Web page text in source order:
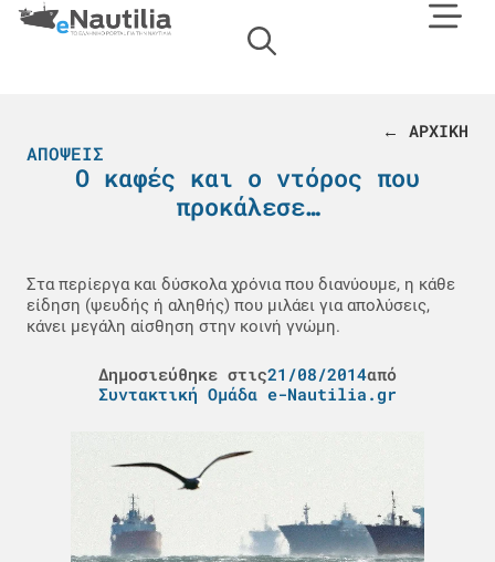
← ΑΡΧΙΚΗ
ΑΠΌΨΕΙΣ
Ο καφές και ο ντόρος που
προκάλεσε…
Στα περίεργα και δύσκολα χρόνια που διανύουμε, η κάθε
είδηση (ψευδής ή αληθής) που μιλάει για απολύσεις,
κάνει μεγάλη αίσθηση στην κοινή γνώμη.
Δημοσιεύθηκε στις21/08/2014από
Συντακτική Ομάδα e-Nautilia.gr